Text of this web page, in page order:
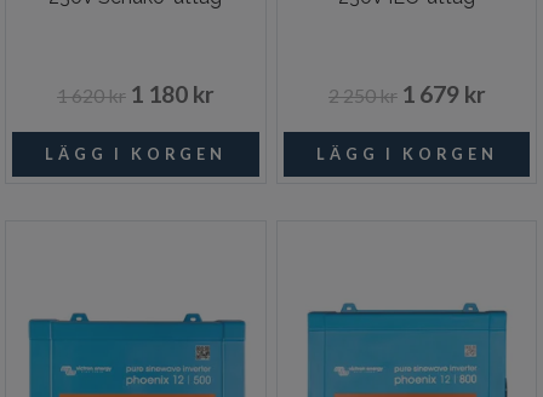
1 620 kr 1 180 kr 2 250 kr 1 679 kr